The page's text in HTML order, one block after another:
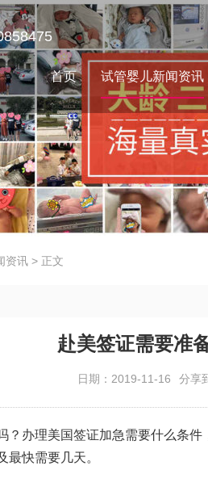
首页 试管婴儿新闻资讯
资讯 > 正文
赴美签证需要准
日期：2019-11-16 分享
？办理美国签证加急需要什么条
最快需要几天。